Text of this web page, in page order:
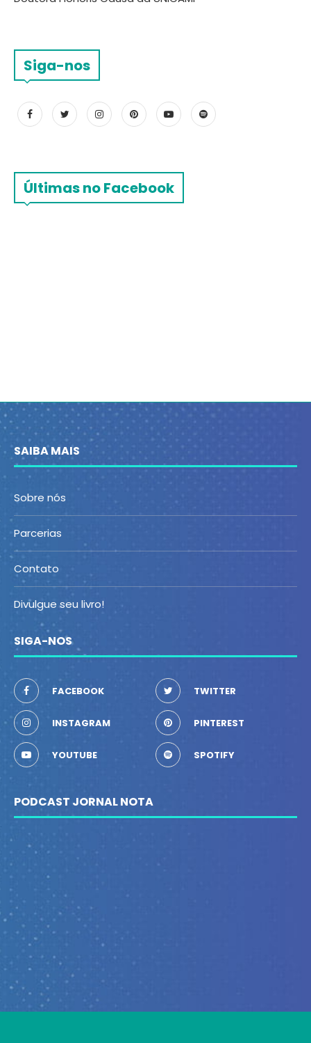
Siga-nos
Últimas no Facebook
SAIBA MAIS
Sobre nós
Parcerias
Contato
Divulgue seu livro!
SIGA-NOS
FACEBOOK TWITTER
INSTAGRAM PINTEREST
YOUTUBE SPOTIFY
PODCAST JORNAL NOTA